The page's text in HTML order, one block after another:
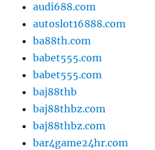
audi688.com
autoslot16888.com
ba88th.com
babet555.com
babet555.com
baj88thb
baj88thbz.com
baj88thbz.com
bar4game24hr.com